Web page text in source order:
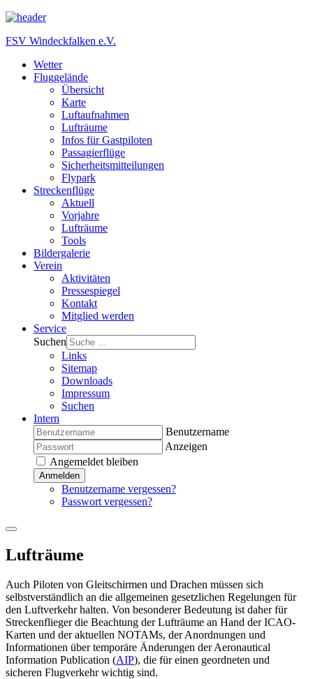
FSV Windeckfalken e.V.
Wetter
Fluggelände
Übersicht
Karte
Luftaufnahmen
Lufträume
Infos für Gastpiloten
Passagierflüge
Sicherheitsmitteilungen
Flypark
Streckenflüge
Aktuell
Vorjahre
Lufträume
Tools
Bildergalerie
Verein
Aktivitäten
Pressespiegel
Kontakt
Mitglied werden
Service
Suchen
Links
Sitemap
Downloads
Impressum
Suchen
Intern
Benutzername
Anzeigen
Angemeldet bleiben
Anmelden
Benutzername vergessen?
Passwort vergessen?
Lufträume
Auch Piloten von Gleitschirmen und Drachen müssen sich
selbstverständlich an die allgemeinen gesetzlichen Regelungen für
den Luftverkehr halten. Von besonderer Bedeutung ist daher für
Streckenflieger die Beachtung der Lufträume an Hand der ICAO-
Karten und der aktuellen NOTAMs, der Anordnungen und
Informationen über temporäre Änderungen der Aeronautical
Information Publication (AIP), die für einen geordneten und
sicheren Flugverkehr wichtig sind.